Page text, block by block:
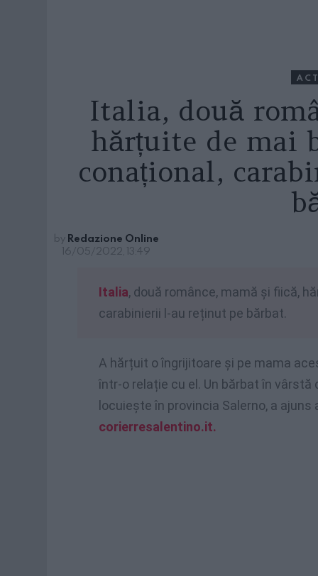
Italia, două
hărțuite de mai
conațional,
by Redazione Online
16/05/2022, 13:49
Italia, două românce, mamă și fiică,
carabinierii l-au reținut pe bărbat.
A hărțuit o îngrijitoare și pe mama
într-o relație cu el. Un bărbat în vârstă
locuiește în provincia Salerno, a
corierresalentino.it.